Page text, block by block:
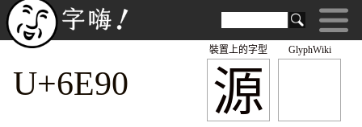
GlyphWiki
源
裝置上的字型
U+6E90